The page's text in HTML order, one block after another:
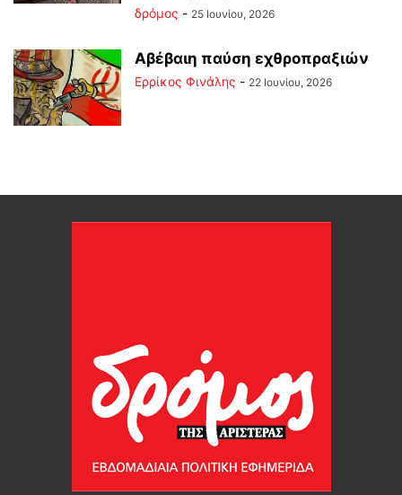
δρόμος - 25 Ιουνίου, 2026
Αβέβαιη παύση εχθροπραξιών
Ερρίκος Φινάλης - 22 Ιουνίου, 2026